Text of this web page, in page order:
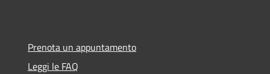
Prenota un appuntamento
Leggi le FAQ